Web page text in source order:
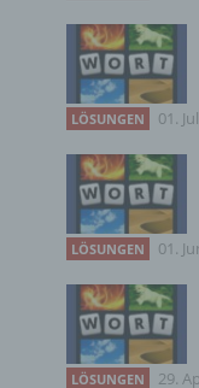
LÖSUNGEN 01.
LÖSUNGEN 01.
LÖSUNGEN 29.